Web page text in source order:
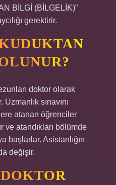
BİLGİ (BİLGELİK)”
gerektirir.
doktor olarak
sınavını
atanan öğrenciler
ve atandıkları bölümde
başlarlar. Asistanlığın
değişir.